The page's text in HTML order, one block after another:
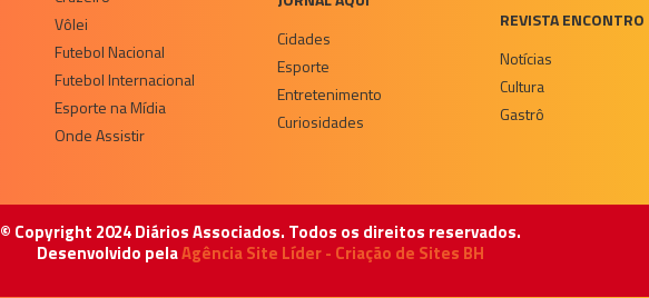
Vôlei
Futebol Nacional
Futebol Internacional
Esporte na Mídia
Onde Assistir
Cidades
Esporte
Entretenimento
Curiosidades
REVISTA ENCONTRO
Notícias
Cultura
Gastrô
© Copyright 2024 Diários Associados. Todos os direitos reservados.
Desenvolvido pelaAgência Site Líder - Criação de Sites BH